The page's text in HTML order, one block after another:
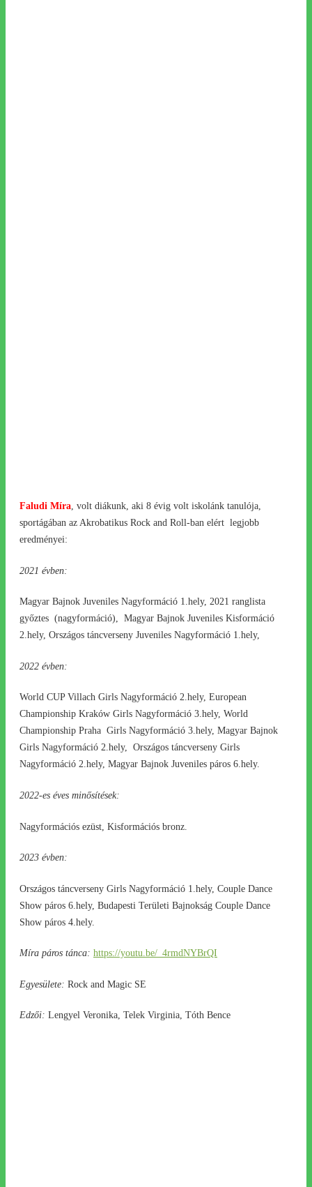
Faludi Míra, volt diákunk, aki 8 évig volt iskolánk tanulója,
sportágában az Akrobatikus Rock and Roll-ban elért legjobb
eredményei:
2021 évben:
Magyar Bajnok Juveniles Nagyformáció 1.hely, 2021 ranglista
győztes (nagyformáció), Magyar Bajnok Juveniles Kisformáció
2.hely, Országos táncverseny Juveniles Nagyformáció 1.hely,
2022 évben:
World CUP Villach Girls Nagyformáció 2.hely, European
Championship Kraków Girls Nagyformáció 3.hely, World
Championship Praha Girls Nagyformáció 3.hely, Magyar Bajnok
Girls Nagyformáció 2.hely, Országos táncverseny Girls
Nagyformáció 2.hely, Magyar Bajnok Juveniles páros 6.hely.
2022-es éves minősítések:
Nagyformációs ezüst, Kisformációs bronz.
2023 évben:
Országos táncverseny Girls Nagyformáció 1.hely, Couple Dance
Show páros 6.hely, Budapesti Területi Bajnokság Couple Dance
Show páros 4.hely.
Míra páros tánca: https://youtu.be/_4rmdNYBrQI
Egyesülete: Rock and Magic SE
Edzői: Lengyel Veronika, Telek Virginia, Tóth Bence